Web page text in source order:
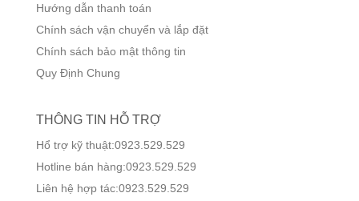
Hướng dẫn thanh toán
Chính sách vận chuyển và lắp đặt
Chính sách bảo mật thông tin
Quy Định Chung
THÔNG TIN HỖ TRỢ
Hổ trợ kỹ thuật:0923.529.529
Hotline bán hàng:0923.529.529
Liên hệ hợp tác:0923.529.529